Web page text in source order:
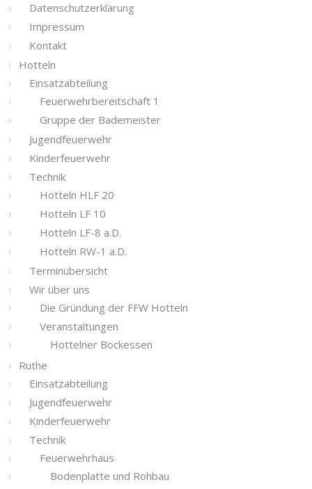
Datenschutzerklärung
Impressum
Kontakt
Hotteln
Einsatzabteilung
Feuerwehrbereitschaft 1
Gruppe der Bademeister
Jugendfeuerwehr
Kinderfeuerwehr
Technik
Hotteln HLF 20
Hotteln LF 10
Hotteln LF-8 a.D.
Hotteln RW-1 a.D.
Terminübersicht
Wir über uns
Die Gründung der FFW Hotteln
Veranstaltungen
Hottelner Bockessen
Ruthe
Einsatzabteilung
Jugendfeuerwehr
Kinderfeuerwehr
Technik
Feuerwehrhaus
Bodenplatte und Rohbau